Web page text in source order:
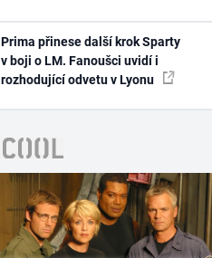
Prima přinese další krok Sparty
v boji o LM. Fanoušci uvidí i
rozhodující odvetu v Lyonu